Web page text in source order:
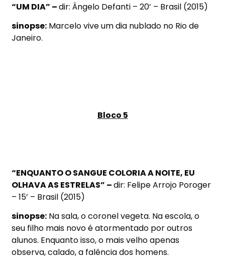
“UM DIA” –dir: Ângelo Defanti – 20’ – Brasil (2015)
sinopse: Marcelo vive um dia nublado no Rio de
Janeiro.
Bloco 5
“ENQUANTO O SANGUE COLORIA A NOITE, EU
OLHAVA AS ESTRELAS” –dir: Felipe Arrojo Poroger
– 15’ – Brasil (2015)
sinopse: Na sala, o coronel vegeta. Na escola, o
seu filho mais novo é atormentado por outros
alunos. Enquanto isso, o mais velho apenas
observa, calado, a falência dos homens.